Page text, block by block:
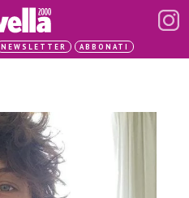
NEWSLETTER ABBONATI